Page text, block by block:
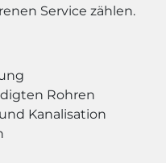
Service zählen.
Rohren
Kanalisation